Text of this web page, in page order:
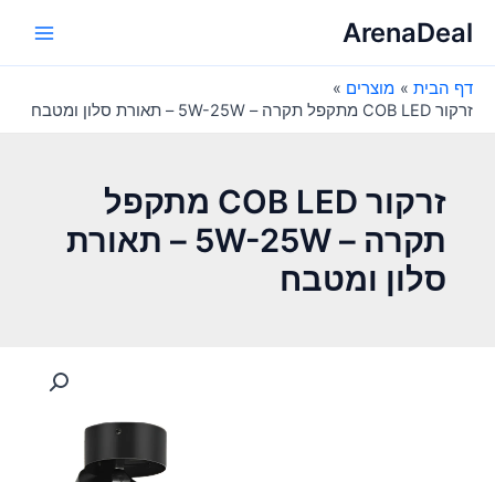
לתוכןArenaDeal
דף הבית
מוצרים
זרקור COB LED מתקפל תקרה – 5W-25W – תאורת סלון ומטבח
זרקור COB LED מתקפל
תקרה – 5W-25W – תאורת
סלון ומטבח